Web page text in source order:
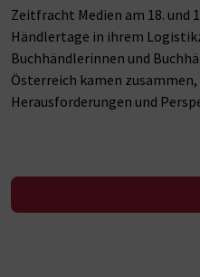
Zeitfracht Medien am 18. und
Händlertage in ihrem
Buchhändlerinnen und
Österreich kamen
Herausforderungen und